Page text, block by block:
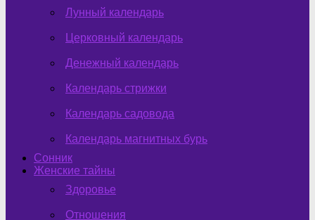
Лунный календарь
Церковный календарь
Денежный календарь
Календарь стрижки
Календарь садовода
Календарь магнитных бурь
Сонник
Женские тайны
Здоровье
Отношения